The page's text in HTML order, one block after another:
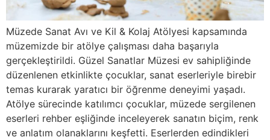
Müzede Sanat Avı ve Kil & Kolaj Atölyesi kapsamında
müzemizde bir atölye çalışması daha başarıyla
gerçekleştirildi. Güzel Sanatlar Müzesi ev sahipliğinde
düzenlenen etkinlikte çocuklar, sanat eserleriyle birebir
temas kurarak yaratıcı bir öğrenme deneyimi yaşadı.
Atölye sürecinde katılımcı çocuklar, müzede sergilenen
eserleri rehber eşliğinde inceleyerek sanatın biçim, renk
ve anlatım olanaklarını keşfetti. Eserlerden edindikleri